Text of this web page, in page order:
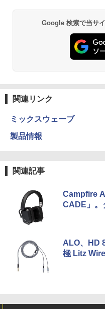
Google 検索で当サ
関連リンク
ミックスウェーブ
製品情報
関連記事
Campfire
CADE」。
ALO、HD
極 Litz